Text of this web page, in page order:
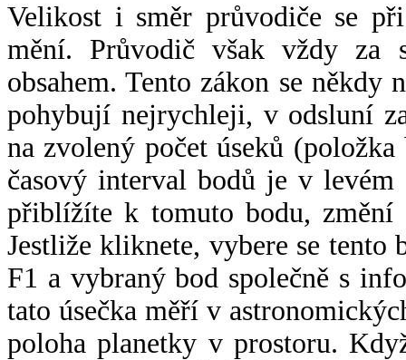
Velikost i směr průvodiče se
mění. Průvodič však vždy za
obsahem. Tento zákon se někdy
pohybují nejrychleji, v odsluní
na zvolený počet úseků
časový interval bodů je v
přiblížíte k tomuto bodu,
Jestliže kliknete, vybere se tento
F1 a vybraný bod společně s
tato úsečka měří v
poloha planetky v prostoru.